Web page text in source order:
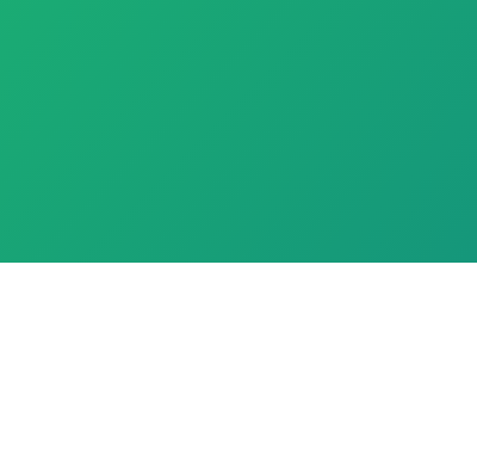
Livre, Amazon, Shopee, Magalu, e +) O que postamos
e boas economias! 📌 Dica de ouro: Silencie o